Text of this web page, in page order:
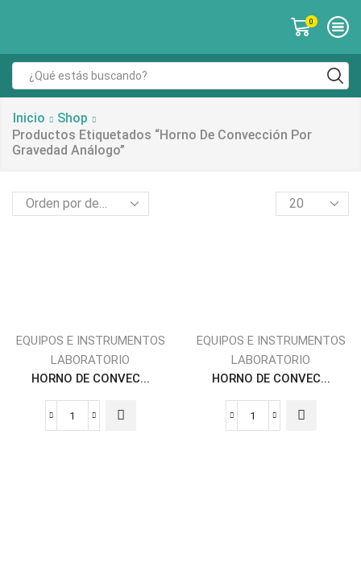
0
Inicio
Shop
Productos Etiquetados “horno De Convección Por
Gravedad Análogo”
EQUIPOS E INSTRUMENTOS
LABORATORIO
HORNO DE CONVEC...
EQUIPOS E INSTRUMENTOS
LABORATORIO
HORNO DE CONVEC...